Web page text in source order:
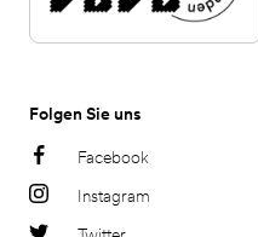
Folgen Sie uns
Facebook
Instagram